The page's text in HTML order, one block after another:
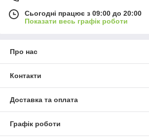
Сьогодні працює з 09:00 до 20:00
Показати весь графік роботи
Про нас
Контакти
Доставка та оплата
Графік роботи